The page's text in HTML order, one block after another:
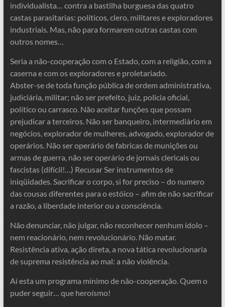
individualista… contra a bastilha burguesa das quatro
castas parasitarias: políticos, clero, militares e exploradores
industriais. Mas, não para formarem outras castas com
outros nomes…
Seria a não-cooperação com o Estado, com a religião, com a
caserna e com os exploradores e proletariado.
Abster-se de toda função pública de ordem administrativa,
judiciária, militar; não ser prefeito, juiz, policia oficial,
político ou carrasco. Não aceitar funções que possam
prejudicar a terceiros. Não ser banqueiro, intermediário em
negócios, explorador de mulheres, advogado, explorador de
operários. Não ser operário de fabricas de munições ou
armas de guerra, não ser operário de jornais clericais ou
fascistas (difícil!…) Recusar Ser instrumentos de
iniqüidades. Sacrificar o corpo, si for preciso – do numero
das cousas diferentes para o estóico – afim de não sacrificar
a razão, a liberdade interior ou a consciência.
Não denunciar, não julgar, não reconhecer nenhum ídolo –
nem reacionário, nem revolucionário. Não matar.
Resistência ativa, ação direta, a nova tática revolucionaria
de suprema resistência ao mal: a não violência.
Aí esta um programa mínimo de não-cooperação. Quem o
puder seguir… que heroísmo!